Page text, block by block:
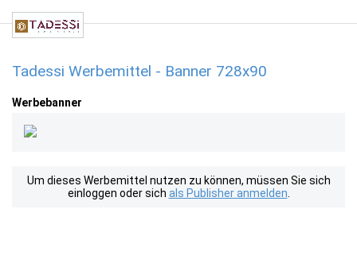
Tadessi Werbemittel - Banner 728x90
Werbebanner
Um dieses Werbemittel nutzen zu können, müssen Sie sich
einloggen oder sich als Publisher anmelden